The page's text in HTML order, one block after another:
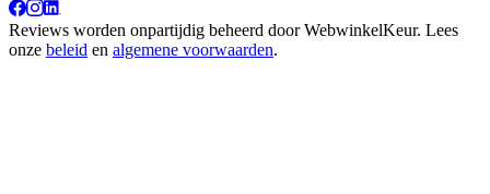
Reviews worden onpartijdig beheerd doorWebwinkelKeur. Lees
onze beleid en algemene voorwaarden.